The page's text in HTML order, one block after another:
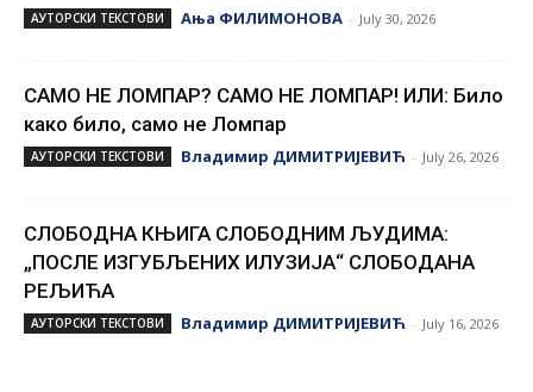
АУТОРСКИ ТЕКСТОВИ Ања ФИЛИМОНОВА - July 30, 2026
САМО НЕ ЛОМПАР? САМО НЕ ЛОМПАР! ИЛИ: Било
како било, само не Ломпар
АУТОРСКИ ТЕКСТОВИ Владимир ДИМИТРИЈЕВИЋ - July 26, 2026
СЛОБОДНА КЊИГА СЛОБОДНИМ ЉУДИМА:
„ПОСЛЕ ИЗГУБЉЕНИХ ИЛУЗИЈА“ СЛОБОДАНА
РЕЉИЋА
АУТОРСКИ ТЕКСТОВИ Владимир ДИМИТРИЈЕВИЋ - July 16, 2026